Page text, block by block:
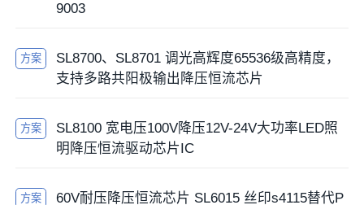
9003
方案
SL8700、SL8701 调光高辉度65536级高精度，
支持多路共阳极输出降压恒流芯片
方案
SL8100 宽电压100V降压12V-24V大功率LED照
明降压恒流驱动芯片IC
方案 60V耐压降压恒流芯片 SL6015 丝印s4115替代P